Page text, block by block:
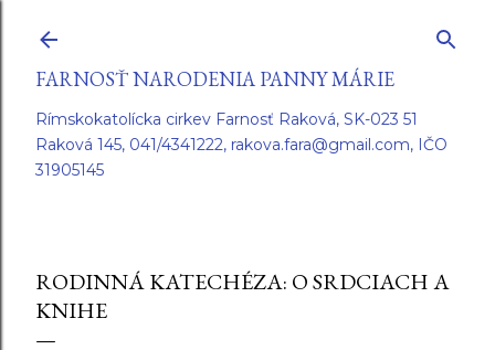
FARNOSŤ NARODENIA PANNY MÁRIE
Rímskokatolícka cirkev Farnosť Raková, SK-023 51
Raková 145, 041/4341222, rakova.fara@gmail.com, IČO
31905145
RODINNÁ KATECHÉZA: O SRDCIACH A
KNIHE